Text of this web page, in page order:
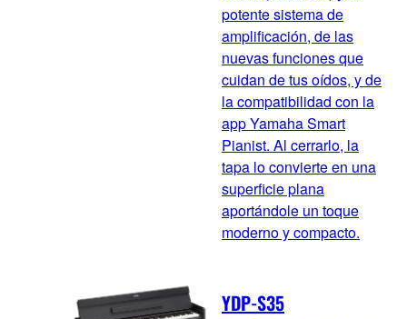
potente sistema de
amplificación, de las
nuevas funciones que
cuidan de tus oídos, y de
la compatibilidad con la
app Yamaha Smart
Pianist. Al cerrarlo, la
tapa lo convierte en una
superficie plana
aportándole un toque
moderno y compacto.
YDP-S35